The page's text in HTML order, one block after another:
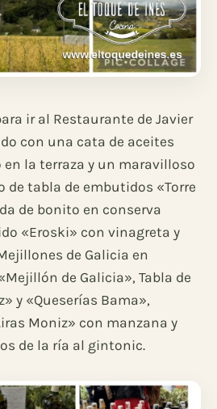
ir al Restaurante de Javier
con una cata de aceites
en la terraza y un maravilloso
de tabla de embutidos «Torre
de bonito en conserva
«Eroski» con vinagreta y
de Galicia en
de Galicia», Tabla de
y «Queserías Bama»,
Moniz» con manzana y
de la ría al gintonic.